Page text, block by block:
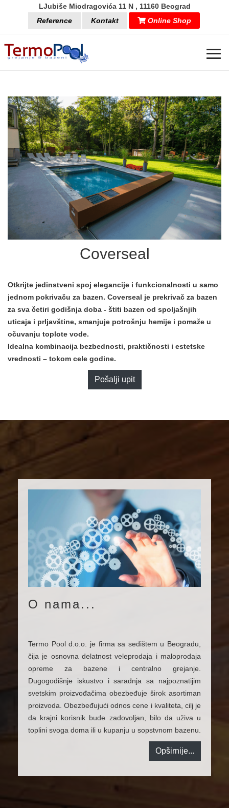
LJubiše Miodragovića 11 N , 11160 Beograd
Reference
Kontakt Online Shop
≡
CENTRALNO GREJANJE
SPA & WELLNESS
ZALIVNI SISTEMI
GRAĐEVINSKI MATERIJAL
KLIMATIZACIJA
Coverseal
Otkrijte jedinstveni spoj elegancije i funkcionalnosti u samo
jednom pokrivaču za bazen. Coverseal je prekrivač za bazen
za sva četiri godišnja doba - štiti bazen od spoljašnjih
uticaja i prljavštine, smanjuje potrošnju hemije i pomaže u
očuvanju toplote vode.
Idealna kombinacija bezbednosti, praktičnosti i estetske
vrednosti – tokom cele godine.
Pošalji upit
O nama...
Termo Pool d.o.o. je firma sa sedištem u Beogradu,
čija je osnovna delatnost veleprodaja i maloprodaja
opreme za bazene i centralno grejanje.
Dugogodišnje iskustvo i saradnja sa najpoznatijim
svetskim proizvođačima obezbeđuje širok asortiman
proizvoda. Obezbeđujući odnos cene i kvaliteta, cilj je
da krajni korisnik bude zadovoljan, bilo da uživa u
toplini svoga doma ili u kupanju u sopstvnom bazenu.
Opširnije...